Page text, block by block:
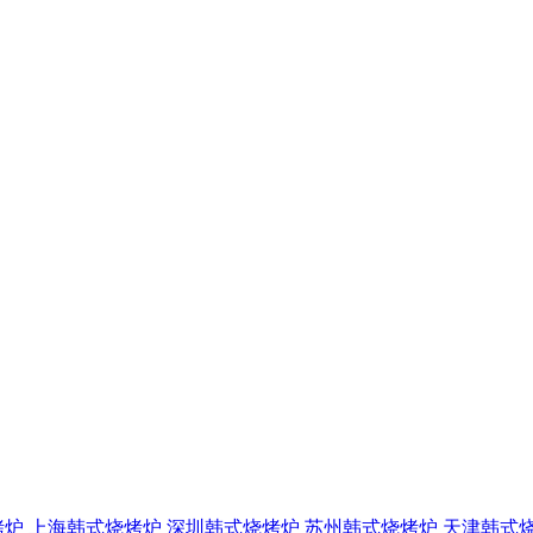
炉 上海韩式烧烤炉 深圳韩式烧烤炉 苏州韩式烧烤炉 天津韩式